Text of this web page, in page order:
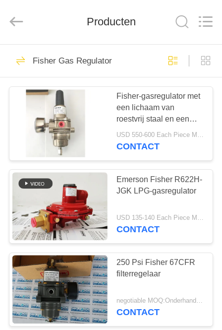
HUIS
PRODUCTEN
OVER
FABRIEKSTOCHT
KWALITEITSCONTROLE
NEEM
CONTACT
MET
ONS
OP
NIEUWS
Ltd..
Gasdrukregelaar
Fisher Gas
Regulator
44
Differentiële
Drukzender
17
Producten
Fisher Gas Regulator
Fisher-gasregulator met
een lichaam van
roestvrij staal en een
inlaatdruk van 250 psi
voor offshore-
USD 550-600 Each Piece MOQ:10sets
CONTACT
Emerson Fisher R622H-
JGK LPG-gasregulator
USD 135-140 Each Piece MOQ:10SETS
CONTACT
250 Psi Fisher 67CFR
filterregelaar
negotiable MOQ:Onderhandeling
CONTACT